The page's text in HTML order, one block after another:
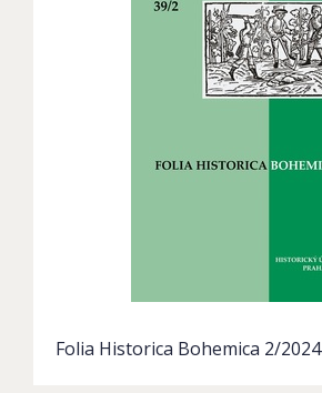
Folia Historica Bohemica 2/2024